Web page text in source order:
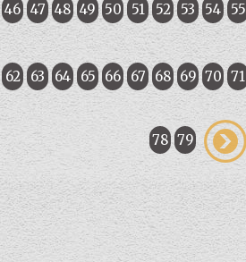
46 47 48 49 50 51 52 53 54 55
62 63 64 65 66 67 68 69 70 71
78 79